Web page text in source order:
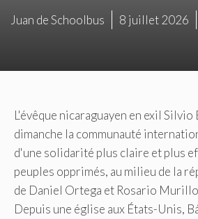
Juan de Schoolbus 8 juillet 2026
L'évêque nicaraguayen en exil Silvio
dimanche la communauté
d'une solidarité plus claire et plus
peuples opprimés, au milieu de la
de Daniel Ortega et Rosario
Depuis une église aux États-Unis,